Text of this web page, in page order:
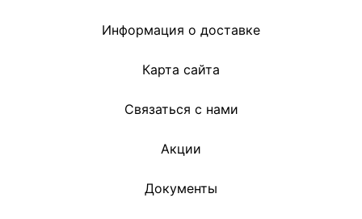
Информация о доставке
Карта сайта
Связаться с нами
Акции
Документы